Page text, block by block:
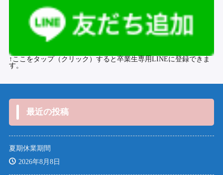
↑ここをタップ（クリック）すると卒業生専用LINEに登録できま
す。
最近の投稿
夏期休業期間
2026年8月8日